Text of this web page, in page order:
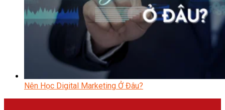
Nên Học Digital Marketing Ở Đâu?